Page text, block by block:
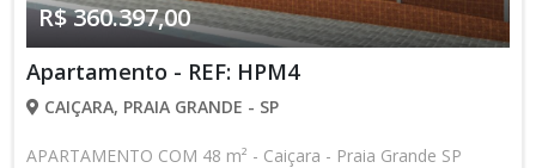
R$ 360.397,00
Apartamento - REF: HPM4
CAIÇARA, PRAIA GRANDE - SP
APARTAMENTO COM 48 m² - Caiçara - Praia Grande SP